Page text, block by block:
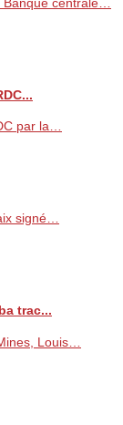
par la…
signé…
trac...
Louis…